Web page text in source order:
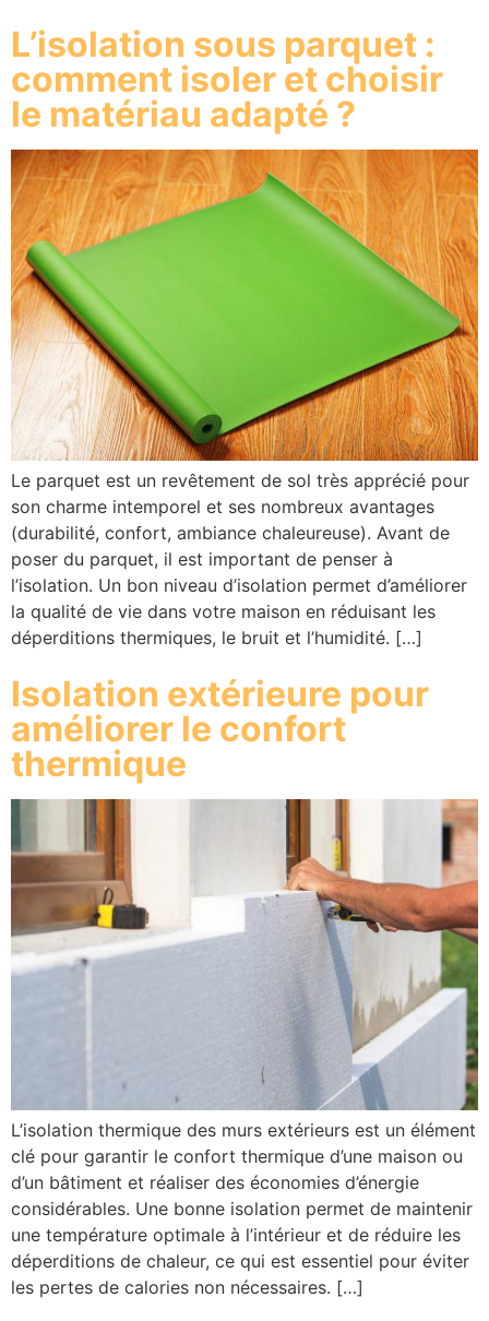
L’isolation sous parquet :
comment isoler et choisir
le matériau adapté ?
Le parquet est un revêtement de sol très apprécié pour
son charme intemporel et ses nombreux avantages
(durabilité, confort, ambiance chaleureuse). Avant de
poser du parquet, il est important de penser à
l’isolation. Un bon niveau d’isolation permet d’améliorer
la qualité de vie dans votre maison en réduisant les
déperditions thermiques, le bruit et l’humidité. […]
Isolation extérieure pour
améliorer le confort
thermique
L’isolation thermique des murs extérieurs est un élément
clé pour garantir le confort thermique d’une maison ou
d’un bâtiment et réaliser des économies d’énergie
considérables. Une bonne isolation permet de maintenir
une température optimale à l’intérieur et de réduire les
déperditions de chaleur, ce qui est essentiel pour éviter
les pertes de calories non nécessaires. […]